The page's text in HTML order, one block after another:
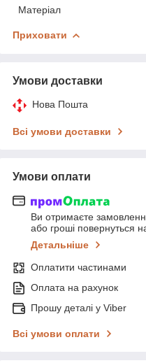
Матеріал
Приховати
Умови доставки
Нова Пошта
Всі умови доставки
Умови оплати
Ви отримаєте
або гроші повернуться
Детальніше
Оплатити частинами
Оплата на рахунок
Прошу деталі у Viber
Всі умови оплати